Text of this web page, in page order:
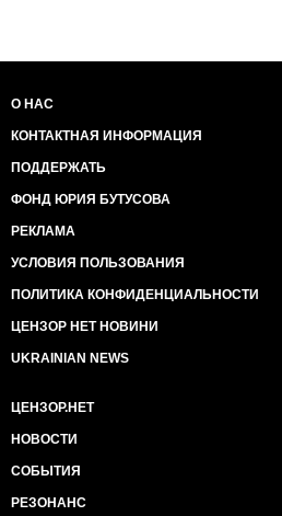
О НАС
КОНТАКТНАЯ ИНФОРМАЦИЯ
ПОДДЕРЖАТЬ
ФОНД ЮРИЯ БУТУСОВА
РЕКЛАМА
УСЛОВИЯ ПОЛЬЗОВАНИЯ
ПОЛИТИКА КОНФИДЕНЦИАЛЬНОСТИ
ЦЕНЗОР НЕТ НОВИНИ
UKRAINIAN NEWS
ЦЕНЗОР.НЕТ
НОВОСТИ
СОБЫТИЯ
РЕЗОНАНС